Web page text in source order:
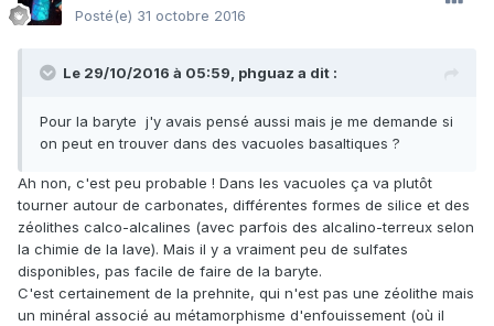
Posté(e) 31 octobre 2016
Le 29/10/2016 à 05:59, phguaz a dit :
Pour la baryte j'y avais pensé aussi mais je me demande si
on peut en trouver dans des vacuoles basaltiques ?
Ah non, c'est peu probable ! Dans les vacuoles ça va plutôt
tourner autour de carbonates, différentes formes de silice et des
zéolithes calco-alcalines (avec parfois des alcalino-terreux selon
la chimie de la lave). Mais il y a vraiment peu de sulfates
disponibles, pas facile de faire de la baryte.
C'est certainement de la prehnite, qui n'est pas une zéolithe mais
un minéral associé au métamorphisme d'enfouissement (où il